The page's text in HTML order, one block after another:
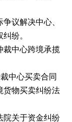
议解决中心、
纷。
裁中心跨境承揽
中心买卖合同
货物买卖纠纷法
院关于资金纠纷